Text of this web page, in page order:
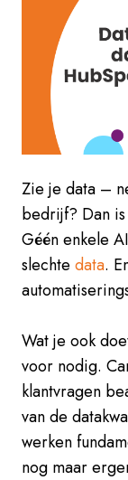
Zie je data –
bedrijf? Dan
Géén enkele
slechte data.
Wat je ook
voor nodig.
klantvragen
van de
werken
nog maar